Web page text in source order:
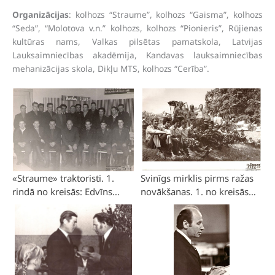
Organizācijas: kolhozs “Straume”, kolhozs “Gaisma”, kolhozs
“Seda”, “Molotova v.n.” kolhozs, kolhozs “Pionieris”, Rūjienas
kultūras nams, Valkas pilsētas pamatskola, Latvijas
Lauksaimniecības akadēmija, Kandavas lauksaimniecības
mehanizācijas skola, Dikļu MTS, kolhozs “Cerība”.
«Straume» traktoristi. 1.
rindā no kreisās: Edvīns
Vesers, Edmunds Lilientāls,
Kārlis Podiņš, kolhoza
priekšsēdētājs Spricis
Strazdiņš, apkopes meistars
Jānis Rasmanis, Aivars
Ivanovs, Jānis Jugbārdis. 2.
Svinīgs mirklis pirms ražas
novākšanas. 1. no kreisās
inženieris Aivars Glušonoks,
šoferis Aivars Birkavs,
šoferis Gunārs Majors,
kombainieri : Haralds
Mellups, Jānis Mellups,
Edmunds Mellups, Visvaldis